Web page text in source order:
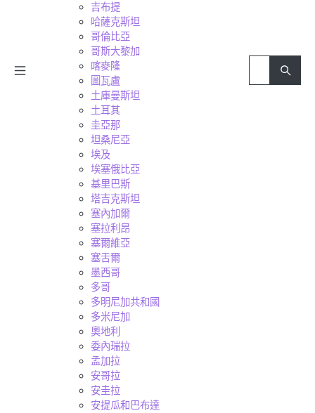
吉布提
哈薩克斯坦
哥倫比亞
哥斯大黎加
喀麥隆
圖瓦盧
土庫曼斯坦
土耳其
圭亞那
坦桑尼亞
埃及
埃塞俄比亞
基里巴斯
塔吉克斯坦
塞內加爾
塞拉利昂
塞爾維亞
塞舌爾
墨西哥
多哥
多明尼加共和國
多米尼加
奧地利
委內瑞拉
孟加拉
安哥拉
安圭拉
安提瓜和巴布達